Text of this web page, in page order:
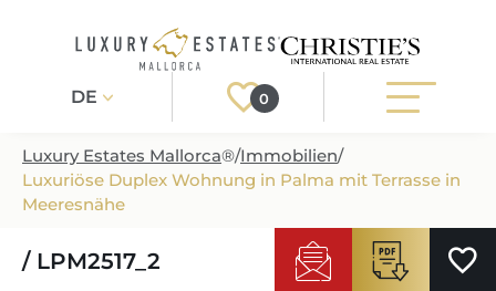
DE 0
Registrieren Login
IMMOBILIEN
Luxury Estates Mallorca®/Immobilien/
Luxuriöse Duplex Wohnung in Palma mit Terrasse in
Meeresnähe
/ LPM2517_2